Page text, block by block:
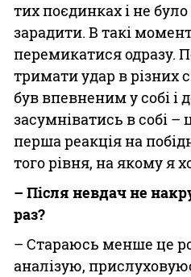
тих поєдинках і не
зарадити. В такі
перемикатися одразу.
тримати удар в різних
був впевненим у собі і
засумніватись в собі
перша реакція на
того рівня, на якому я
– Після невдач не
раз?
– Стараюсь менше це
аналізую,